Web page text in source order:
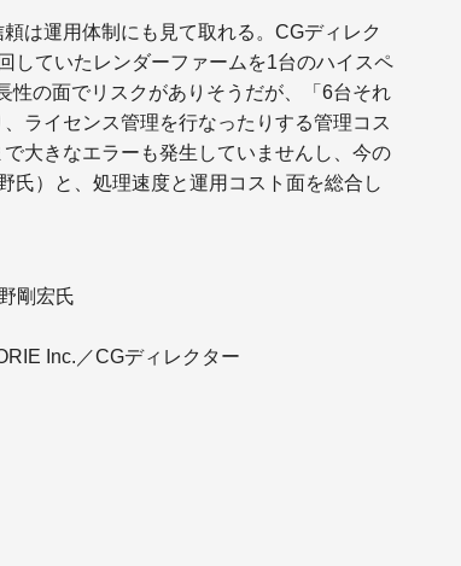
は運用体制にも見て取れる。CGディレク
していたレンダーファームを1台のハイスペ
性の面でリスクがありそうだが、「6台それ
ライセンス管理を行なったりする管理コス
大きなエラーも発生していませんし、今の
氏）と、処理速度と運用コスト面を総合し
剛宏氏
Inc.／CGディレクター